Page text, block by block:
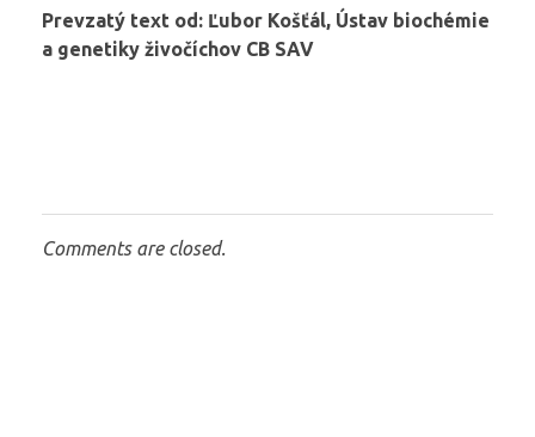
Prevzatý text od: Ľubor Košťál, Ústav biochémie
a genetiky živočíchov CB SAV
Comments are closed.